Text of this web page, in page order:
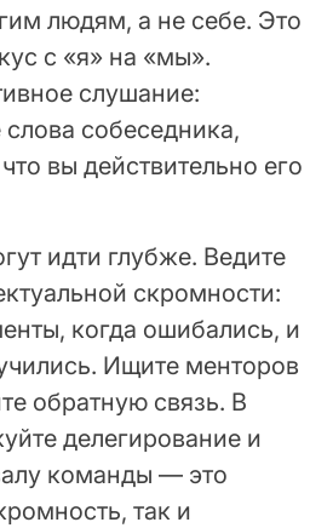
людям, а не себе. Это
с «я» на «мы».
слушание:
собеседника,
вы действительно его
идти глубже. Ведите
скромности:
когда ошибались, и
Ищите менторов
обратную связь. В
делегирование и
команды — это
так и